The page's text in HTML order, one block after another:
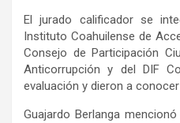
El jurado calificador se
Instituto Coahuilense de
Consejo de Participación
Anticorrupción y del DIF
evaluación y dieron a
Guajardo Berlanga